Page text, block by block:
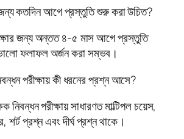
জন্য কতদিন আগে প্রস্তুতি শুরু করা উচিত?
জন্য অন্তত ৪-৫ মাস আগে প্রস্তুতি
ফলাফল অর্জন করা সম্ভব।
পরীক্ষায় কী ধরনের প্রশ্ন আসে?
নিবন্ধন পরীক্ষায় সাধারণত মাল্টিপল চয়েস,
প্রশ্ন এবং দীর্ঘ প্রশ্ন থাকে।